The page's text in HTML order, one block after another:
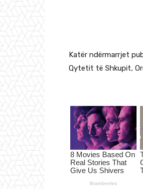
Katër ndërmarrjet
Qytetit të Shkupit,